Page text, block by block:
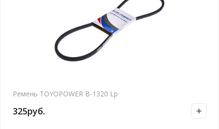
Ремень TOYOPOWER B-1320 Lp
325руб.